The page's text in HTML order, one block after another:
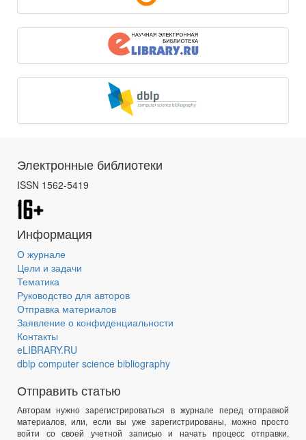
Электронные библиотеки
ISSN 1562-5419
Информация
О журнале
Цели и задачи
Тематика
Руководство для авторов
Отправка материалов
Заявление о конфиденциальности
Контакты
eLIBRARY.RU
dblp computer science bibliography
Отправить статью
Авторам нужно зарегистрироваться в журнале перед отправкой
материалов, или, если вы уже зарегистрированы, можно просто
войти со своей учетной записью и начать процесс отправки,